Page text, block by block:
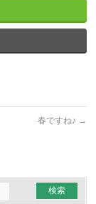
春ですね♪ →